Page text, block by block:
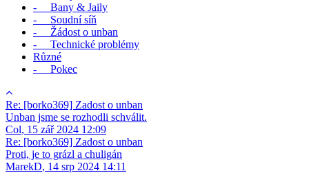
- Bany & Jaily
- Soudní síň
- Žádost o unban
- Technické problémy
Různé
- Pokec
Re: [borko369] Zadost o unban
Unban jsme se rozhodli schválit.
Col, 15 zář 2024 12:09
Re: [borko369] Zadost o unban
Proti, je to grázl a chuligán
MarekD, 14 srp 2024 14:11